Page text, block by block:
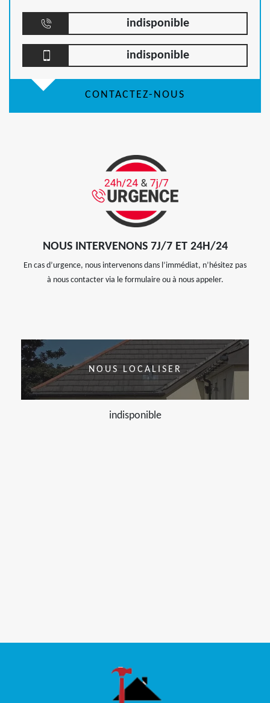
indisponible
indisponible
CONTACTEZ-NOUS
NOUS INTERVENONS 7J/7 ET 24H/24
En cas d’urgence, nous intervenons dans l’immédiat, n’hésitez pas
à nous contacter via le formulaire ou à nous appeler.
NOUS LOCALISER
indisponible